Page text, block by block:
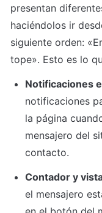
presentan
haciéndolos ir
siguiente orden:
tope». Esto es lo
Notificaciones
notificaciones
la página
mensajero del
contacto.
Contador y
el mensajero